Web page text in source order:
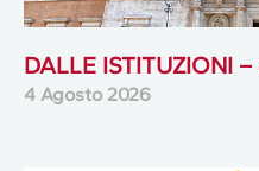
DALLE ISTITUZIONI
4 Agosto 2026